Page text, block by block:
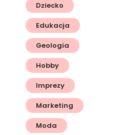
Dziecko
Edukacja
Geologia
Hobby
Imprezy
Marketing
Moda